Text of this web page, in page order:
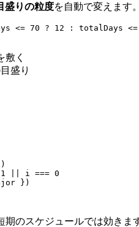
盛りの粒度を自動で変えます。
<= 70 ? 12 : totalDays
敷く
盛り
|| i === 0
})
のスケジュールでは効き